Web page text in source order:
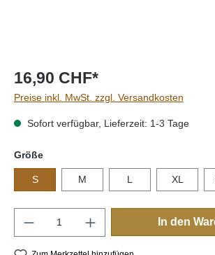
16,90 CHF*
Preise inkl. MwSt. zzgl. Versandkosten
Sofort verfügbar, Lieferzeit: 1-3 Tage
Größeauswählen
S M L XL
Produkt Anzahl: Gib den
In den